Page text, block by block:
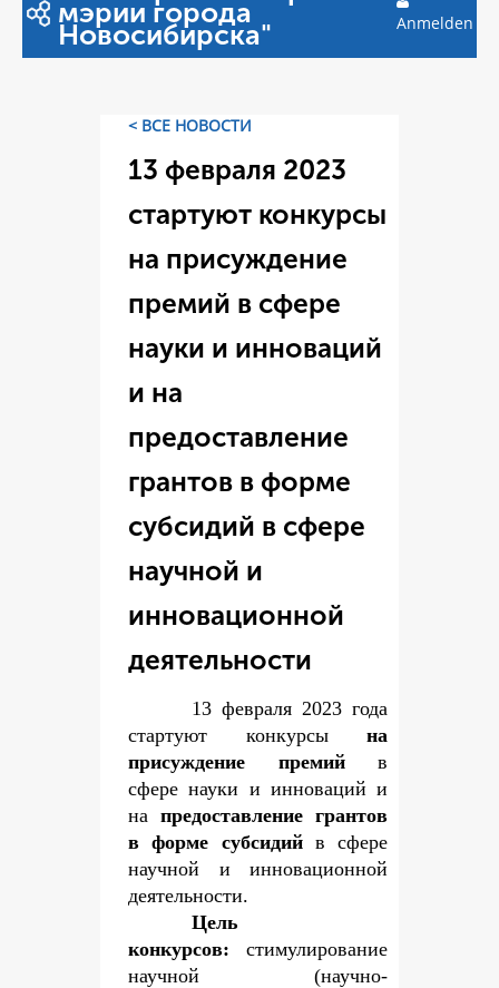
мэрии города
Новосибирска" Anmelden
< ВСЕ НОВОСТИ
13 февраля 2023
стартуют конкурсы
на присуждение
премий в сфере
науки и инноваций
и на
предоставление
грантов в форме
субсидий в сфере
научной и
инновационной
деятельности
13 февраля 2023 года
стартуют конкурсына
присуждение премийв
сфере науки и инноваций и
на предоставление грантов
в форме субсидийв сфере
научной и инновационной
деятельности.
Цель
конкурсов: стимулирование
научной (научно-